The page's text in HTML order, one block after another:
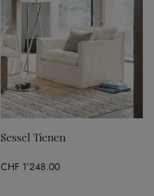
Sessel Tienen
CHF 1’248.00